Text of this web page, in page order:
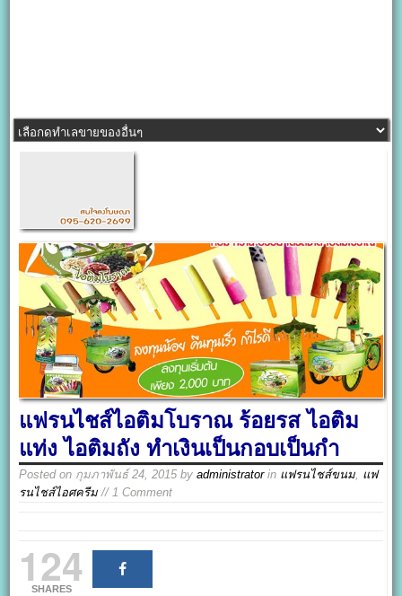
แฟรนไชส์ไอติมโบราณ ร้อยรส ไอติม
แท่ง ไอติมถัง ทำเงินเป็นกอบเป็นกำ
Posted on กุมภาพันธ์ 24, 2015 byadministratorin แฟรนไชส์ขนม, แฟ
รนไชส์ไอศครีม // 1 Comment
124
SHARES